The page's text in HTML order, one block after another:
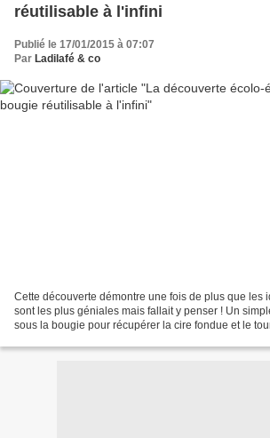
réutilisable à l'infini
Publié le 17/01/2015 à 07:07
Par Ladilafé & co
Cette découverte démontre une fois de plus que les
sont les plus géniales mais fallait y penser ! Un
sous la bougie pour récupérer la cire fondue et le